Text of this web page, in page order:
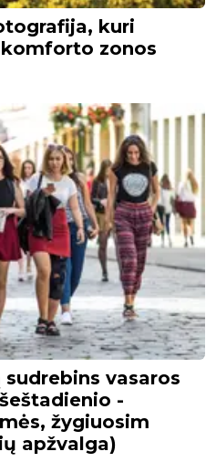
kuri
zonos
vasaros
-
žygiuosim
apžvalga)